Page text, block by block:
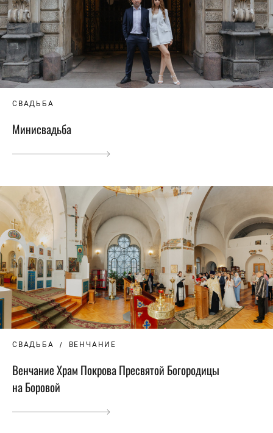
СВАДЬБА
Минисвадьба
СВАДЬБА ВЕНЧАНИЕ
Венчание Храм Покрова Пресвятой Богородицы
на Боровой